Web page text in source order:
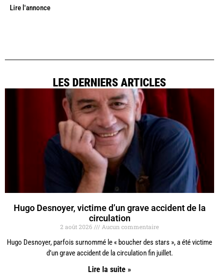
Lire l'annonce
LES DERNIERS ARTICLES
Hugo Desnoyer, victime d’un grave accident de la
circulation
2 août 2026 Aucun commentaire
Hugo Desnoyer, parfois surnommé le « boucher des stars », a été victime
d’un grave accident de la circulation fin juillet.
Lire la suite »